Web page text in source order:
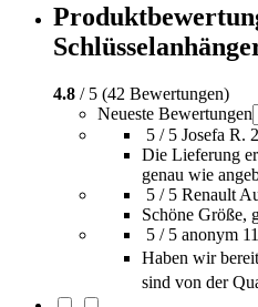
4.8 / 5 (42 Bewertungen)
Neueste Bewertungen
5 / 5 Josefa R.
Die Lieferung
genau wie
5 / 5 Renault
Schöne Größe,
5 / 5 anonym
Haben wir
sind von der